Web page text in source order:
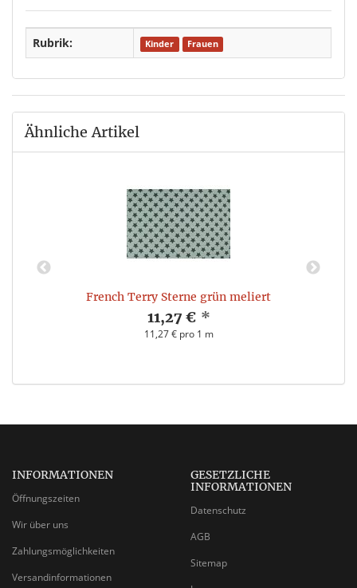
Rubrik: Kinder Frauen
Ähnliche Artikel
French Terry Sterne grün meliert
11,27 € *
11,27 € pro 1 m
INFORMATIONEN
Öffnungszeiten
Wir über uns
Zahlungsmöglichkeiten
Versandinformationen
GESETZLICHE
INFORMATIONEN
Datenschutz
AGB
Sitemap